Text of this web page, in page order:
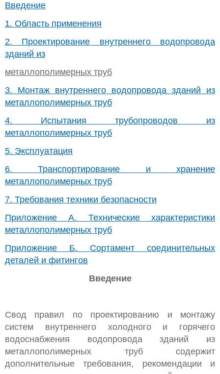
Введение
1. Область применения
2. Проектирование внутреннего водопровода
зданий из
металлополимерных труб
3. Монтаж внутреннего водопровода зданий из
металлополимерных труб
4. Испытания трубопроводов из
металлополимерных труб
5. Эксплуатация
6. Транспортирование и хранение
металлополимерных труб
7. Требования техники безопасности
Приложение А. Технические характеристики
металлополимерных труб
Приложение Б. Сортамент соединительных
деталей и фитингов
Введение
Свод правил по проектированию и монтажу
систем внутреннего холодного и горячего
водоснабжения водопровода зданий из
металлополимерных труб содержит
дополнительные требования, рекомендации и